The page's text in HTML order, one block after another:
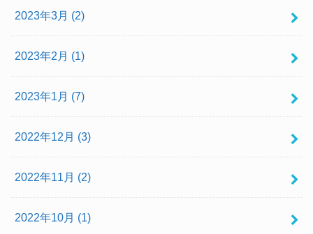
2023年3月 (2)
2023年2月 (1)
2023年1月 (7)
2022年12月 (3)
2022年11月 (2)
2022年10月 (1)